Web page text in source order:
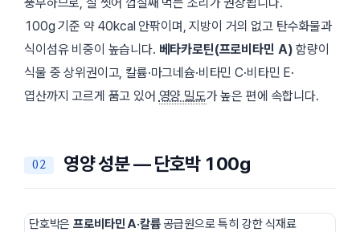
100g 기준 약 40kcal 안팎이며, 지방이 거의 없고 탄수화물과
식이섬유 비중이 높습니다. 베타카로틴(프로비타민 A) 함량이
식물 중 상위권이고, 칼륨·마그네슘·비타민 C·비타민 E·
엽산까지 고르게 품고 있어 영양 밀도가 높은 편에 속합니다.
영양 성분 — 단호박 100g
단호박은프로비타민 A·칼륨공급원으로 특히 강한 식재료